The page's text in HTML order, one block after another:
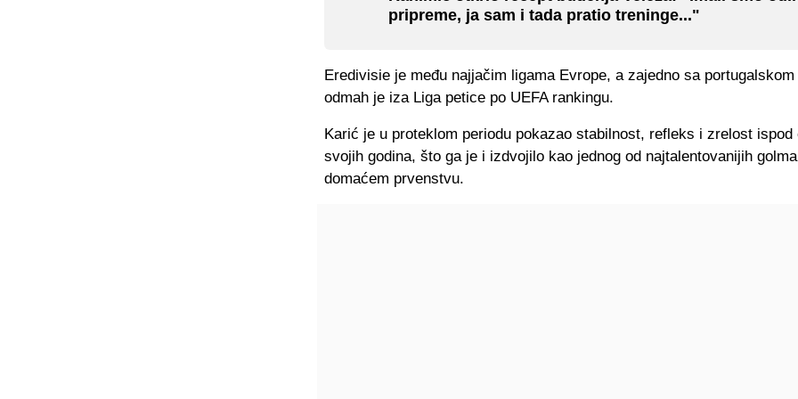
pripreme, ja sam i tada pratio treninge..."
Eredivisie je među najjačim ligama Evrope, a zajedno sa portugalskom
odmah je iza Liga petice po UEFA rankingu.
Karić je u proteklom periodu pokazao stabilnost, refleks i zrelost ispod
svojih godina, što ga je i izdvojilo kao jednog od najtalentovanijih
domaćem prvenstvu.